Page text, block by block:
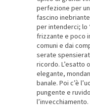
perfezione per
fascino
per intenderci; lo
frizzante e poco
comuni e dai
serate
ricordo. L’esatto
elegante,
banale. Poi c’è
pungente e
l’invecchiamento.